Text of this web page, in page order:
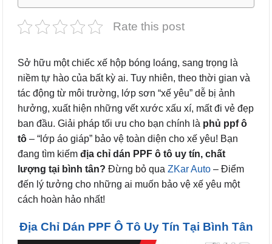
Rate this post
Sở hữu một chiếc xế hộp bóng loáng, sang trọng là
niềm tự hào của bất kỳ ai. Tuy nhiên, theo thời gian và
tác động từ môi trường, lớp sơn “xế yêu” dễ bị ảnh
hưởng, xuất hiện những vết xước xấu xí, mất đi vẻ đẹp
ban đầu. Giải pháp tối ưu cho bạn chính là phủ ppf ô
tô – “lớp áo giáp” bảo vệ toàn diện cho xế yêu! Bạn
đang tìm kiếm địa chỉ dán PPF ô tô uy tín, chất
lượng tại bình tân? Đừng bỏ qua ZKar Auto – Điểm
đến lý tưởng cho những ai muốn bảo vệ xế yêu một
cách hoàn hảo nhất!
Địa Chỉ Dán PPF Ô Tô Uy Tín Tại Bình Tân